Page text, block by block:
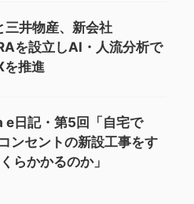
三井物産、新会社
を設立しAI・人流分析で
を推進
e日記・第5回「自宅で
ンセントの新設工事をす
らかかるのか」